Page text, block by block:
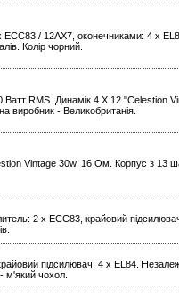
/ 12AX7, оконечниками: 4 x
Колір чорний.
Ватт RMS. Динамік 4 X 12 "Celestion
виробник - Великобританія.
Vintage 30w. 16 Ом. Корпус з 13
2 x ECC83, крайовий
підсилювач: 4 x EL84.
м'який чохол.